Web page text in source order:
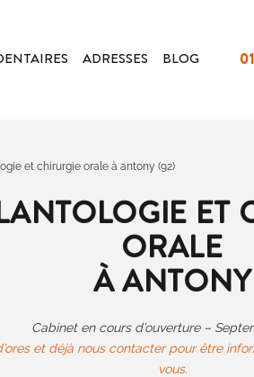
ADRESSES BLOG
et chirurgie orale à antony (92)
ET
ORALE
À ANTONY
Cabinet en cours d’ouverture –
et déjà nous contacter pour être
vous.